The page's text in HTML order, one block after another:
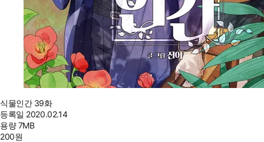
식물인간 39화
등록일 2020.02.14
용량7MB
200원